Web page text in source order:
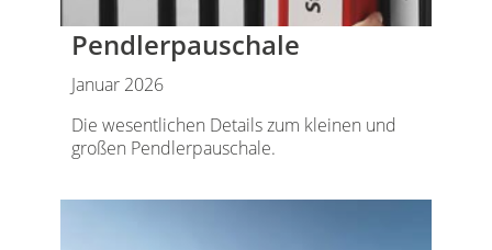
Pendlerpauschale
Januar 2026
Die wesentlichen Details zum kleinen und
großen Pendlerpauschale.